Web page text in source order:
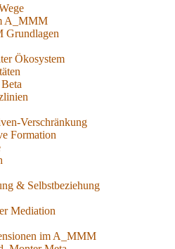
A_MMM
Grundlagen
Ökosystem
Verschränkung
Formation
& Selbstbeziehung
Mediation
im A_MMM